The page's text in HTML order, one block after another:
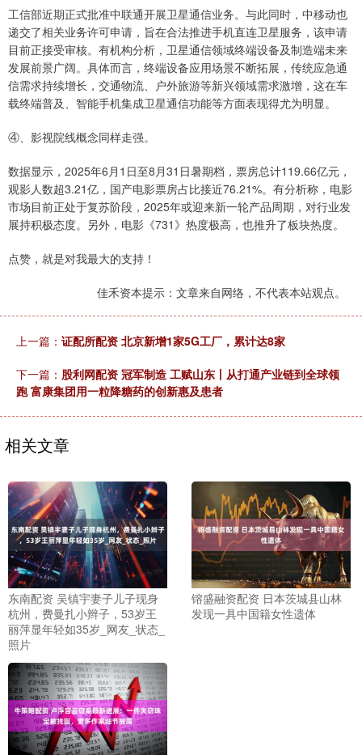
工信部近期正式批准中联通开展卫星通信业务。与此同时，中移动也
递交了相关业务许可申请，旨在合法推进手机直连卫星服务，该申请
目前正接受审核。有机构分析，卫星通信领域终端设备及制造端未来
发展前景广阔。具体而言，终端设备应用场景不断拓展，传统应急通
信需求持续增长，交通物流、户外旅游等新兴领域需求激增，这在车
载终端普及、智能手机集成卫星通信功能等方面表现得尤为明显。
④、影视院线概念同样走强。
数据显示，2025年6月1日至8月31日暑期档，票房总计119.66亿元，
观影人数超3.21亿，国产电影票房占比接近76.21%。有分析称，电影
市场目前正处于复苏阶段，2025年或迎来新一轮产品周期，对行业发
展持积极态度。另外，电影《731》热度极高，也推升了板块热度。
点赞，就是对我最大的支持！
佳禾资本提示：文章来自网络，不代表本站观点。
上一篇： 证配所配资 北京新增1家5G工厂，累计达8家
下一篇： 股利网配资 冠军制造 工赋山东丨从打通产业链到全球领
跑 富康集团用一粒降糖药的创新惠及患者
相关文章
东南配资 吴镇宇妻子儿子现身
杭州，费曼扎小辫子，53岁王
丽萍显年轻如35岁_网友_状态_
照片
镕盛融资配资 日本茨城县山林
发现一具中国籍女性遗体